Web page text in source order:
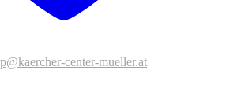
center-mueller.at